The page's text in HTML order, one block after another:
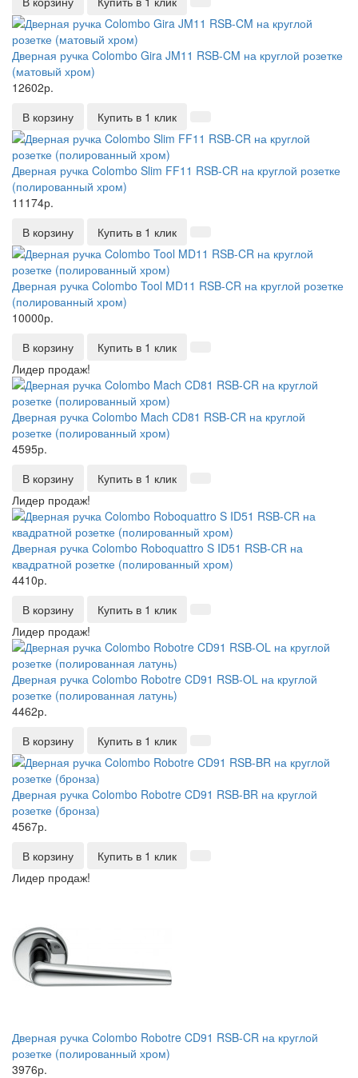
Дверная ручка Colombo Gira JM11 RSB-CM на круглой розетке
(матовый хром)
12602р.
В корзину
Купить в 1 клик
Дверная ручка Colombo Slim FF11 RSB-CR на круглой розетке
(полированный хром)
11174р.
В корзину
Купить в 1 клик
Дверная ручка Colombo Tool MD11 RSB-CR на круглой розетке
(полированный хром)
10000р.
В корзину
Купить в 1 клик
Лидер продаж!
Дверная ручка Colombo Mach CD81 RSB-CR на круглой
розетке (полированный хром)
4595р.
В корзину
Купить в 1 клик
Лидер продаж!
Дверная ручка Colombo Roboquattro S ID51 RSB-CR на
квадратной розетке (полированный хром)
4410р.
В корзину
Купить в 1 клик
Лидер продаж!
Дверная ручка Colombo Robotre CD91 RSB-OL на круглой
розетке (полированная латунь)
4462р.
В корзину
Купить в 1 клик
Дверная ручка Colombo Robotre CD91 RSB-BR на круглой
розетке (бронза)
4567р.
В корзину
Купить в 1 клик
Лидер продаж!
Дверная ручка Colombo Robotre CD91 RSB-CR на круглой
розетке (полированный хром)
3976р.